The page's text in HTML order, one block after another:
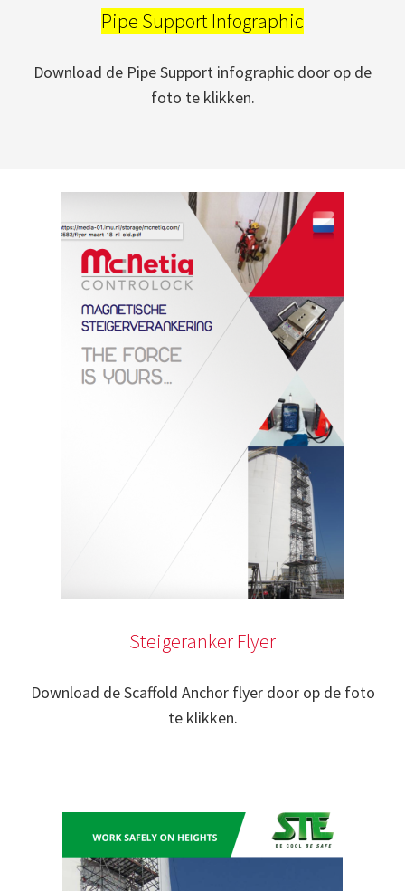
Pipe Support Infographic
Download de Pipe Support infographic door op de
foto te klikken.
Steigeranker Flyer
Download de Scaffold Anchor flyer door op de foto
te klikken.